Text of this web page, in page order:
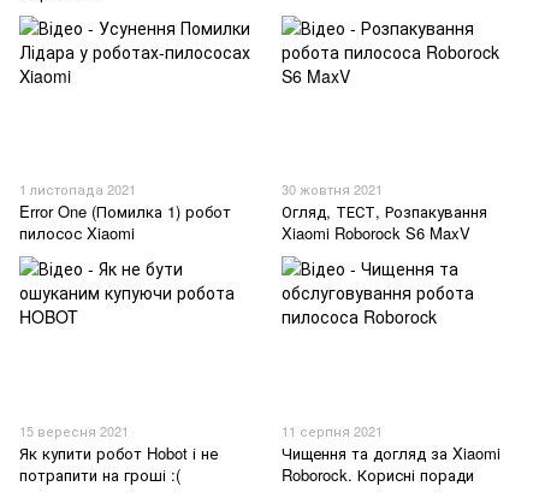
1 листопада 2021
Error One (Помилка 1) робот
пилосос Xiaomi
30 жовтня 2021
Огляд, ТЕСТ, Розпакування
Xiaomi Roborock S6 MaxV
15 вересня 2021
Як купити робот Hobot і не
потрапити на гроші :(
11 серпня 2021
Чищення та догляд за Xiaomi
Roborock. Корисні поради